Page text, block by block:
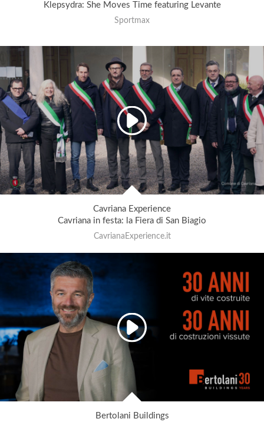
Klepsydra: She Moves Time featuring Levante
Sportmax
Cavriana Experience
Cavriana in festa: la Fiera di San Biagio
CavrianaExperience.it
Bertolani Buildings